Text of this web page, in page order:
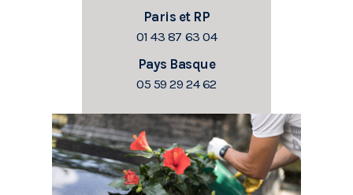
Paris et RP
01 43 87 63 04
Pays Basque
05 59 29 24 62